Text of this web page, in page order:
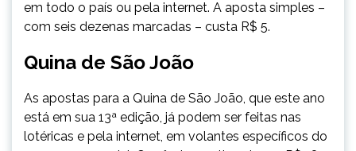
em todo o país ou pela internet. A aposta simples –
com seis dezenas marcadas – custa R$ 5.
Quina de São João
As apostas para a Quina de São João, que este ano
está em sua 13ª edição, já podem ser feitas nas
lotéricas e pela internet, em volantes específicos do